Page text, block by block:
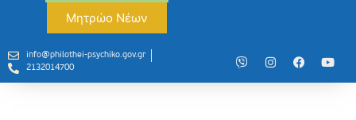
Μητρώο Νέων
info@philothei-psychiko.gov.gr
2132014700